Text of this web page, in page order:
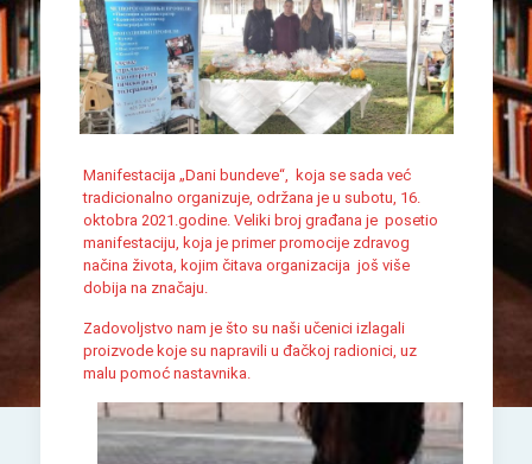
Manifestacija „Dani bundeve“, koja se sada već
tradicionalno organizuje, održana je u subotu, 16.
oktobra 2021.godine. Veliki broj građana je posetio
manifestaciju, koja je primerpromocije zdravog
načina života kojim čitava organizacija još više
dobija na značaju.
Zadovoljstvo nam je što su naši učenici izlagali
proizvode koje su napravili u đačkoj radionici, uz
malu pomoć nastavnika.